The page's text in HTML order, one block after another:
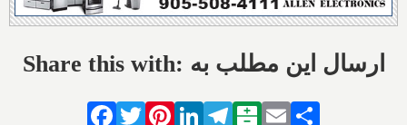
Share this with: ارسال این مطلب به
Facebook
TwitterPinterestLinkedIn
Telegram
Balatarin
Email